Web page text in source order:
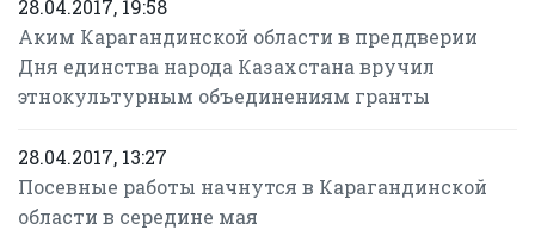
28.04.2017, 19:58
Аким Карагандинской области в преддверии
Дня единства народа Казахстана вручил
этнокультурным объединениям гранты
28.04.2017, 13:27
Посевные работы начнутся в Карагандинской
области в середине мая